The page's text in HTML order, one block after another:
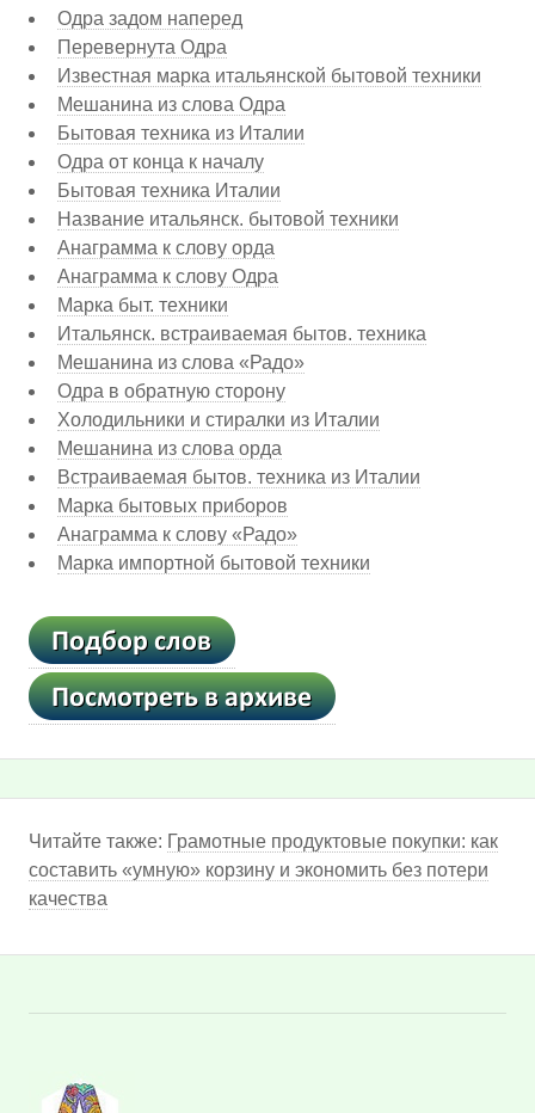
Одра задом наперед
Перевернута Одра
Известная марка итальянской бытовой техники
Мешанина из слова Одра
Бытовая техника из Италии
Одра от конца к началу
Бытовая техника Италии
Название итальянск. бытовой техники
Анаграмма к слову орда
Анаграмма к слову Одра
Марка быт. техники
Итальянск. встраиваемая бытов. техника
Мешанина из слова «Радо»
Одра в обратную сторону
Холодильники и стиралки из Италии
Мешанина из слова орда
Встраиваемая бытов. техника из Италии
Марка бытовых приборов
Анаграмма к слову «Радо»
Марка импортной бытовой техники
Читайте также: Грамотные продуктовые покупки: как
составить «умную» корзину и экономить без потери
качества